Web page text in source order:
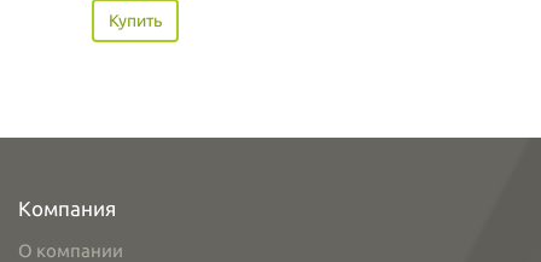
Купить
Компания
О компании